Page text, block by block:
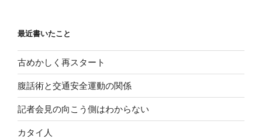
最近書いたこと
古めかしく再スタート
腹話術と交通安全運動の関係
記者会見の向こう側はわからない
カタイ人